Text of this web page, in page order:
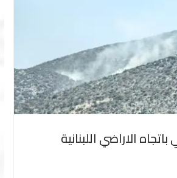
الاراضي اللبنانية